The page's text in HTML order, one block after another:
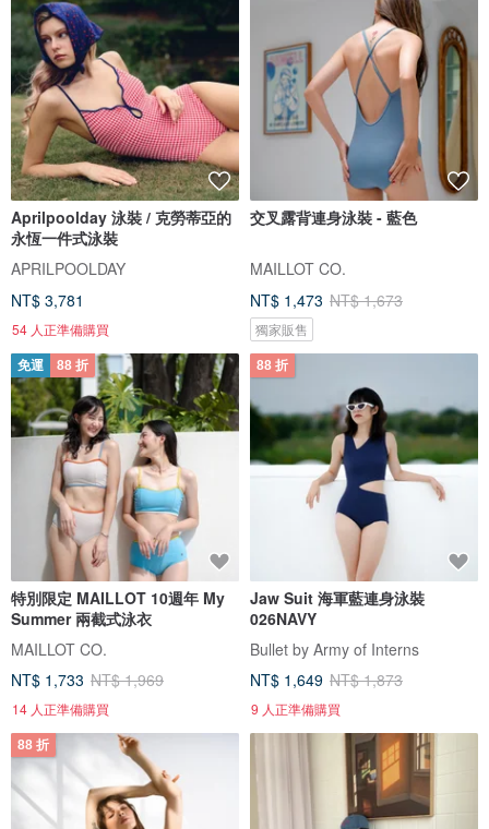
Aprilpoolday 泳裝 / 克勞蒂亞的
永恆一件式泳裝
APRILPOOLDAY
NT$ 3,781
54 人正準備購買
交叉露背連身泳裝 - 藍色
MAILLOT CO.
NT$ 1,473 NT$ 1,673
獨家販售
免運 88 折
特別限定 MAILLOT 10週年 My
Summer 兩截式泳衣
MAILLOT CO.
NT$ 1,733 NT$ 1,969
14 人正準備購買
88 折
Jaw Suit 海軍藍連身泳裝
026NAVY
Bullet by Army of Interns
NT$ 1,649 NT$ 1,873
9 人正準備購買
88 折